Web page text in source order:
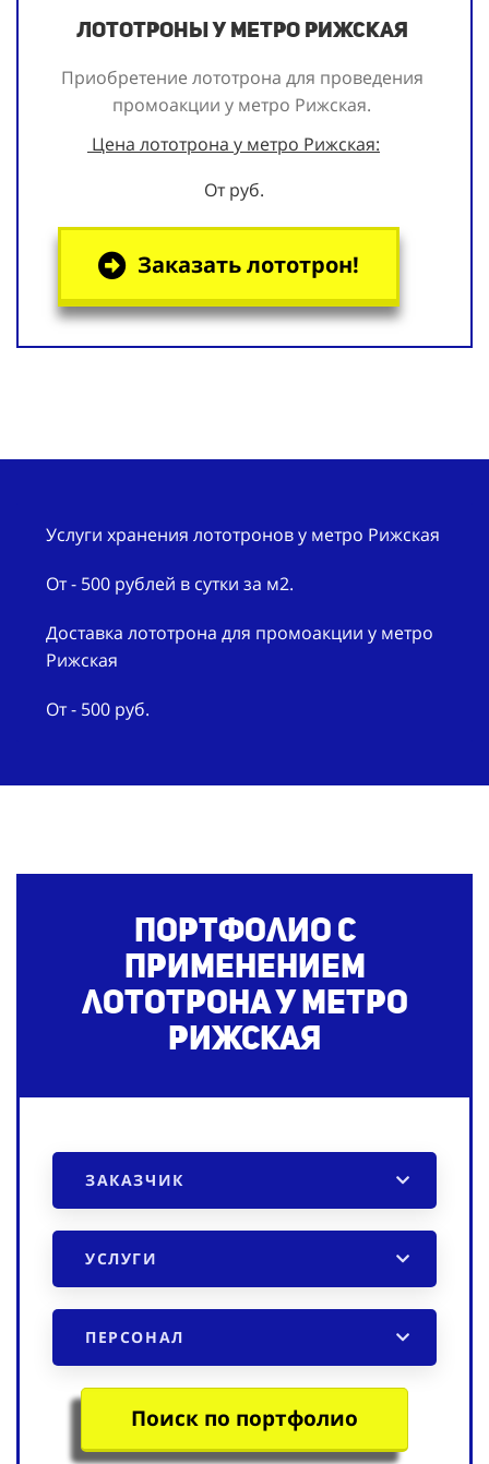
Лототроны у метро Рижская
Приобретение лототрона для проведения
промоакции у метро Рижская.
Цена лототрона у метро Рижская:
От руб.
Заказать лототрон!
Услуги хранения лототронов у метро Рижская
От - 500 рублей в сутки за м2.
Доставка лототрона для промоакции у метро
Рижская
От - 500 руб.
Портфолио с
применением
лототронау метро
Рижская
ЗАКАЗЧИК
УСЛУГИ
ПЕРСОНАЛ
Поиск по портфолио